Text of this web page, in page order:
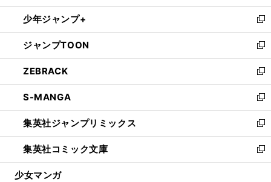
開
く
ウ
で
開
く
ン
ド
ウ
で
開
く
ウ
ィ
ン
ド
ウ
で
開
く
し
い
ウ
ィ
ン
ド
ウ
で
開
く
少年ジャンプ+
新
し
い
ウ
ィ
ン
ド
ウ
で
開
く
ジャンプTOON
新
し
い
ウ
ィ
ン
ド
ウ
で
開
ZEBRACK
新
し
い
ウ
ィ
ン
ド
ウ
S-MANGA
新
し
い
ウ
ィ
ン
集英社ジャンプリミックス
新
し
い
ウ
集英社コミック文庫
新
し
少女マンガ